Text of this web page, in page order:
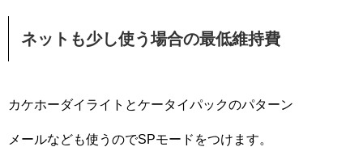
ネットも少し使う場合の最低維持費
カケホーダイライトとケータイパックのパターン
メールなども使うのでSPモードをつけます。